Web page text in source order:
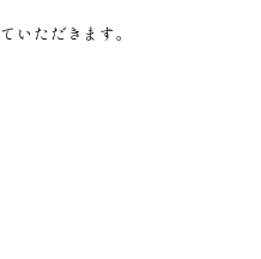
いただきます。